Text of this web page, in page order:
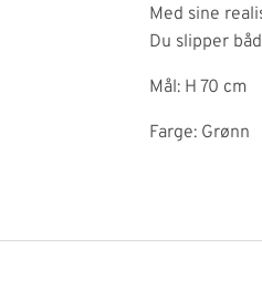
Med sine
Du slipper
Mål: H 70 cm
Farge: Grønn